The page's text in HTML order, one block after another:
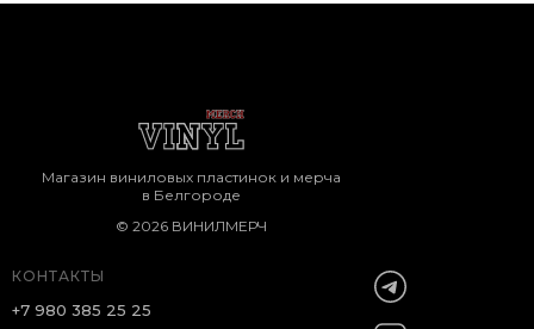
КОНТАКТЫ
+7 980 385 25 25
Магазин виниловых пластинок и мерча
в Белгороде
© 2026 ВИНИЛМЕРЧ